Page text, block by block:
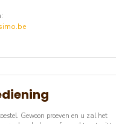
Gewoon proeven en u zal het